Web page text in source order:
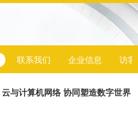
联系我们 企业信息 访客
云与计算机网络 协同塑造数字世界